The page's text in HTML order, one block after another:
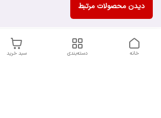
دیدن محصولات مرتبط
سبد خرید دسته‌بندی خانه